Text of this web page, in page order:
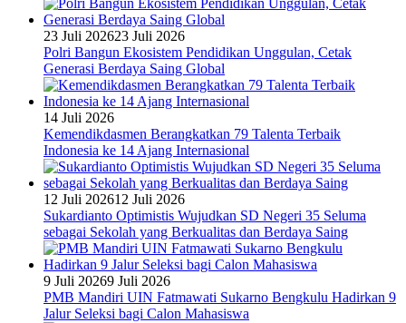
23 Juli 202623 Juli 2026
Polri Bangun Ekosistem Pendidikan Unggulan, Cetak
Generasi Berdaya Saing Global
14 Juli 2026
Kemendikdasmen Berangkatkan 79 Talenta Terbaik
Indonesia ke 14 Ajang Internasional
12 Juli 202612 Juli 2026
Sukardianto Optimistis Wujudkan SD Negeri 35 Seluma
sebagai Sekolah yang Berkualitas dan Berdaya Saing
9 Juli 20269 Juli 2026
PMB Mandiri UIN Fatmawati Sukarno Bengkulu Hadirkan 9
Jalur Seleksi bagi Calon Mahasiswa